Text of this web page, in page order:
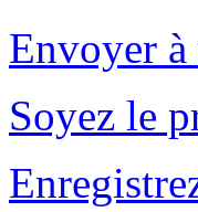
Envoyer
Soyez le